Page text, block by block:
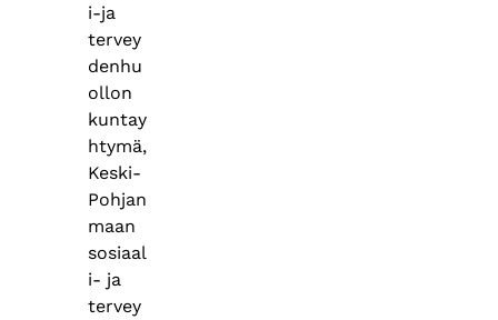
i-ja
tervey
denhu
ollon
kuntay
htymä,
Keski-
Pohjan
maan
sosiaal
i- ja
tervey